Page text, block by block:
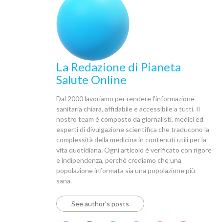
La Redazione di Pianeta
Salute Online
Dal 2000 lavoriamo per rendere l’informazione
sanitaria chiara, affidabile e accessibile a tutti. Il
nostro team è composto da giornalisti, medici ed
esperti di divulgazione scientifica che traducono la
complessità della medicina in contenuti utili per la
vita quotidiana. Ogni articolo è verificato con rigore
e indipendenza, perché crediamo che una
popolazione informata sia una popolazione più
sana.
See author's posts